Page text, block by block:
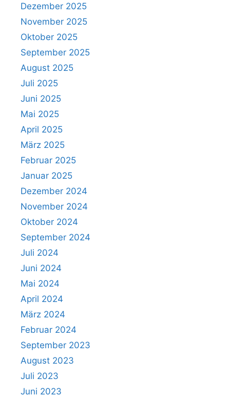
Dezember 2025
November 2025
Oktober 2025
September 2025
August 2025
Juli 2025
Juni 2025
Mai 2025
April 2025
März 2025
Februar 2025
Januar 2025
Dezember 2024
November 2024
Oktober 2024
September 2024
Juli 2024
Juni 2024
Mai 2024
April 2024
März 2024
Februar 2024
September 2023
August 2023
Juli 2023
Juni 2023